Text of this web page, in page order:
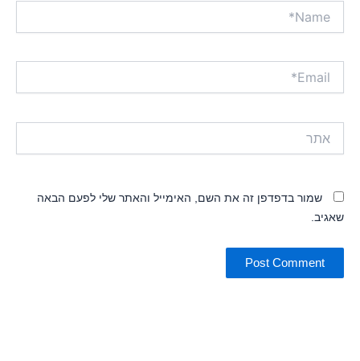
שמור בדפדפן זה את השם, האימייל והאתר שלי לפעם הבאה
שאגיב.